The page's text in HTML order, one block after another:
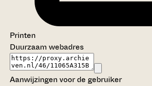
Printen
Duurzaam webadres
Aanwijzingen voor de gebruiker